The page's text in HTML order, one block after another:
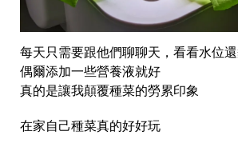
每天只需要跟他們聊聊天，看看水位
偶爾添加一些營養液就好
真的是讓我顛覆種菜的勞累印象
在家自己種菜真的好好玩